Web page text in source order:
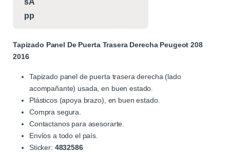
Tapizado Panel De Puerta Trasera Derecha Peugeot 208
2016
Tapizado panel de puerta trasera derecha (lado
acompañante) usada, en buen estado.
Plásticos (apoya brazo), en buen estado.
Compra segura.
Contactanos para asesorarte.
Envíos a todo el país.
Sticker: 4832586